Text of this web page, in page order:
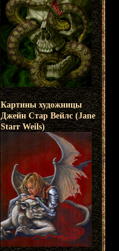
Картины художницы
Джейн Стар Вейлс (Jane
Starr Weils)